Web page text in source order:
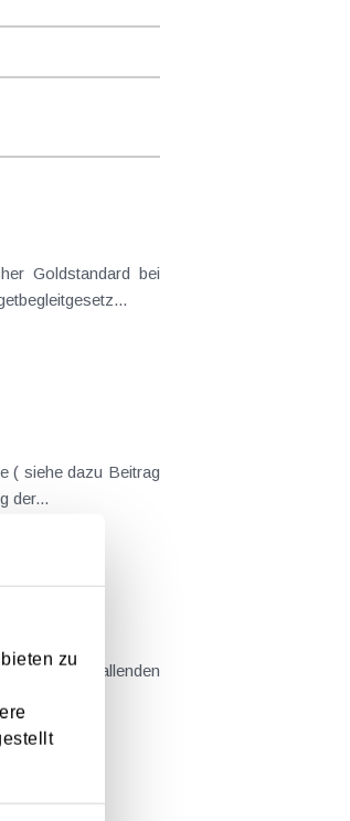
zu
( siehe dazu Beitrag
Erhöhung der...